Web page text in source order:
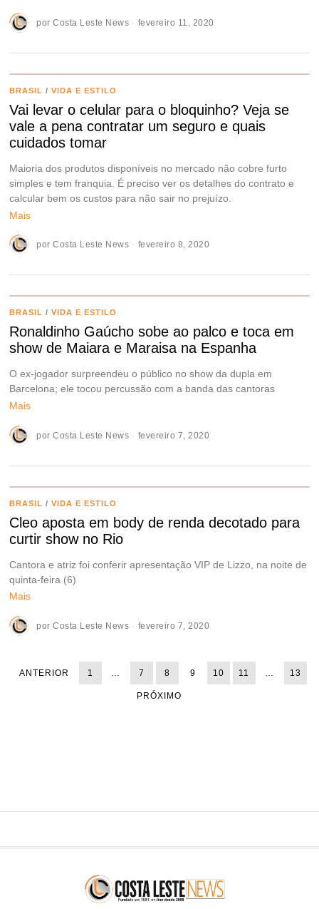
porCosta Leste News fevereiro 11, 2020
BRASIL / VIDA E ESTILO
Vai levar o celular para o bloquinho? Veja se
vale a pena contratar um seguro e quais
cuidados tomar
Maioria dos produtos disponíveis no mercado não cobre furto
simples e tem franquia. É preciso ver os detalhes do contrato e
calcular bem os custos para não sair no prejuízo.
Mais
porCosta Leste News fevereiro 8, 2020
BRASIL / VIDA E ESTILO
Ronaldinho Gaúcho sobe ao palco e toca em
show de Maiara e Maraisa na Espanha
O ex-jogador surpreendeu o público no show da dupla em
Barcelona; ele tocou percussão com a banda das cantoras
Mais
porCosta Leste News fevereiro 7, 2020
BRASIL / VIDA E ESTILO
Cleo aposta em body de renda decotado para
curtir show no Rio
Cantora e atriz foi conferir apresentação VIP de Lizzo, na noite de
quinta-feira (6)
Mais
porCosta Leste News fevereiro 7, 2020
ANTERIOR 1 … 7 8 9 10 11 … 13
PRÓXIMO